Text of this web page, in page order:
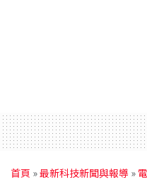
首頁 »最新科技新聞與報導 »